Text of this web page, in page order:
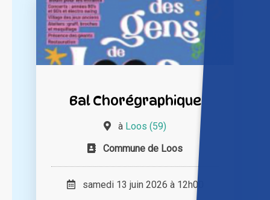
Bal Chorégraphique
à Loos (59)
Commune de Loos
samedi 13 juin 2026 à 12h00